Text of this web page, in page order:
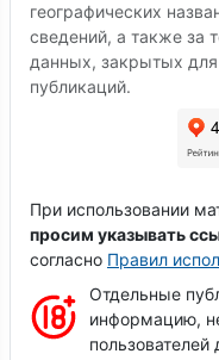
географических
сведений, а также за
данных, закрытых для
публикаций.
При использовании
просим указывать
согласно Правил
Отдельные
информацию,
пользователей